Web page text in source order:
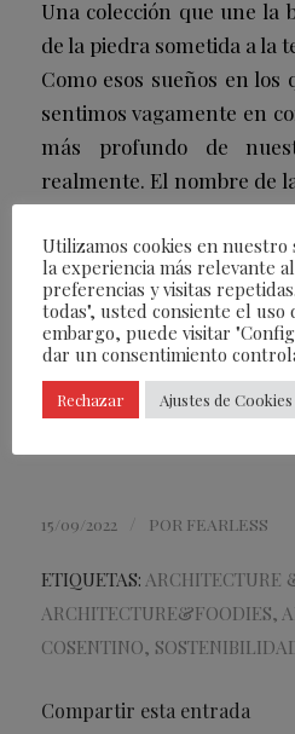
Una colección que une la
de la piedra sometida a la
Como esos sueños en los
sentimos vagamente en
más profundo de
realmente. El nombre de
expresados a través de
diseñados para cautivar
a cualquier espacio
entendemos, pero que no
15/09/2022 POR FEARLESS
ETIQUETAS:ARCHITECTURE
ARCHITECTURE&FOODIES,
COSENTINO,
Compartir esta entrada
Utilizamos cookies en
la experiencia más relevante
preferencias y visitas
todas", usted consiente el uso
embargo, puede visitar
dar un consentimiento
Rechazar Ajustes de Cookies